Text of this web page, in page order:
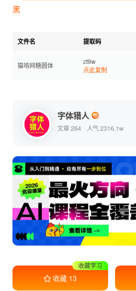
黑
文件名 提取码
猫啃网糖圆体
zt9w
点此复制
字体猎人
文章 264 人气 2316.1w
收藏 13
收藏学习